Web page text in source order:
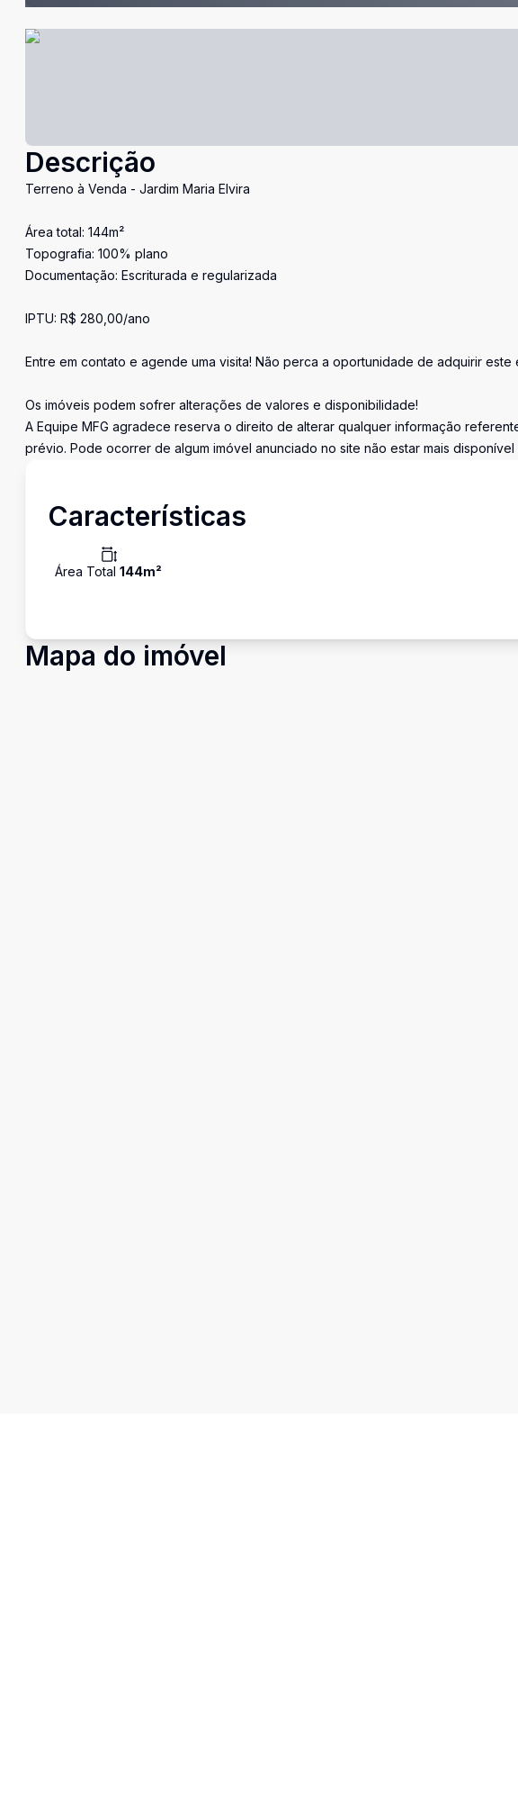
Descrição
Terreno à Venda - Jardim Maria Elvira
Área total: 144m²
Topografia: 100% plano
Documentação: Escriturada e regularizada
IPTU: R$ 280,00/ano
Entre em contato e agende uma visita! Não perca a oportunidade de adquirir este
Os imóveis podem sofrer alterações de valores e disponibilidade!
A Equipe MFG agradece reserva o direito de alterar qualquer informação
prévio. Pode ocorrer de algum imóvel anunciado no site não estar mais
Características
Área Total 144m²
Mapa do imóvel